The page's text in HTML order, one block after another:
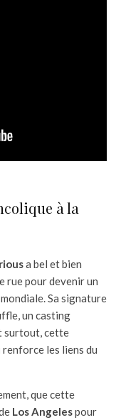
à la
a bel et bien
rue pour devenir un
Sa signature
un casting
surtout, cette
les liens du
que cette
Los Angelespour